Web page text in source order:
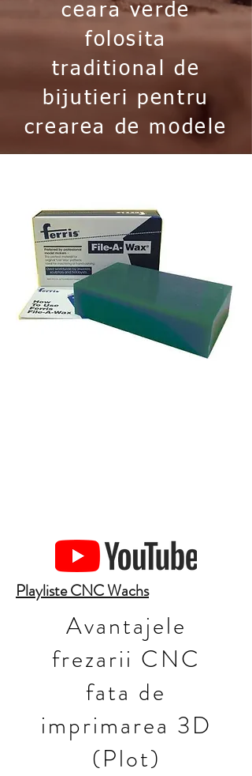
ceara verde
folosita
traditional de
bijutieri pentru
crearea de modele
Playliste CNC Wachs
Avantajele
frezarii CNC
fata de
imprimarea 3D
(Plot)